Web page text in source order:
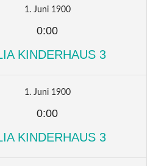
1. Juni 1900
0:00
KINDERHAUS 3
1. Juni 1900
0:00
KINDERHAUS 3